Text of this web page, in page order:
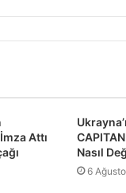
Attı
Nasıl
6